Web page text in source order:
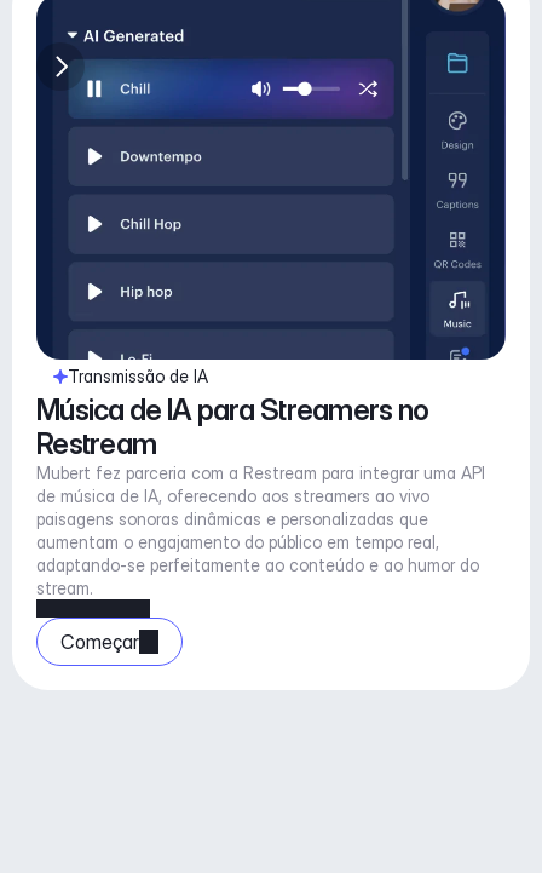
Transmissão de IA
Música de IA para Streamers no
Restream
Mubert fez parceria com a Restream para integrar uma API
de música de IA, oferecendo aos streamers ao vivo
paisagens sonoras dinâmicas e personalizadas que
aumentam o engajamento do público em tempo real,
adaptando-se perfeitamente ao conteúdo e ao humor do
stream.
Começar